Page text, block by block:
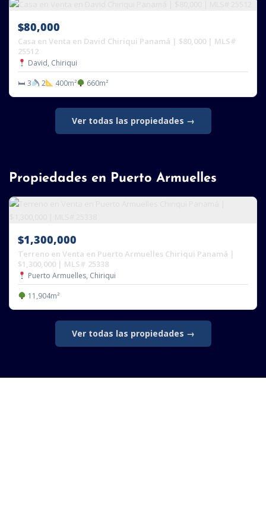
$80,000
Casa en Venta en David Chiriqui Panamá | $80,000 | MLS#
25512
David, Chiriqui
🛏 3
2 400m² 660m²
Ver todas las propiedades →
Propiedades en Puerto Armuelles
$1,300,000
Terreno en Venta en Puerto Armuelles Chiriqui Panamá |
$1,300,000 | MLS# 25338
Puerto Armuelles, Chiriqui
11,904m²
Ver todas las propiedades →